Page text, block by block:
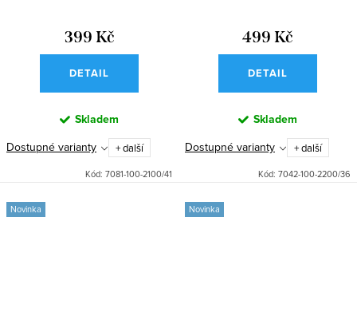
399 Kč
DETAIL
Skladem
Dostupné varianty + další
Kód: 7081-100-2100/41
499 Kč
DETAIL
Skladem
Dostupné varianty + další
Kód: 7042-100-2200/36
Novinka Novinka